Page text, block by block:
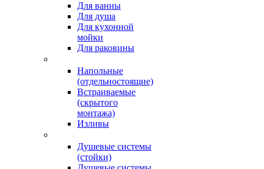
Для ванны
Для душа
Для кухонной
мойки
Для раковины
Напольные
(отдельностоящие)
Встраиваемые
(скрытого
монтажа)
Изливы
Душевые системы
(стойки)